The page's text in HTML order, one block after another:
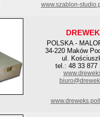
www.szablon-
POLSKA -
34-220 Maków
ul.
tel.: 48 33 877